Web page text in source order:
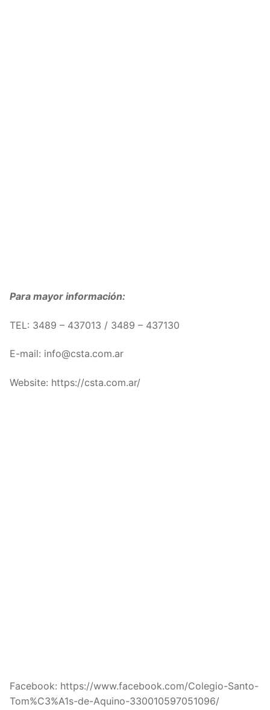
Para mayor información:
TEL: 3489 – 437013 / 3489 – 437130
E-mail: info@csta.com.ar
Website: https://csta.com.ar/
Facebook: https://www.facebook.com/Colegio-Santo-
Tom%C3%A1s-de-Aquino-330010597051096/